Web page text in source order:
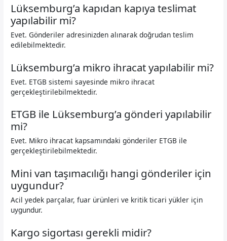
Lüksemburg’a kapıdan kapıya teslimat
yapılabilir mi?
Evet. Gönderiler adresinizden alınarak doğrudan teslim
edilebilmektedir.
Lüksemburg’a mikro ihracat yapılabilir mi?
Evet. ETGB sistemi sayesinde mikro ihracat
gerçekleştirilebilmektedir.
ETGB ile Lüksemburg’a gönderi yapılabilir
mi?
Evet. Mikro ihracat kapsamındaki gönderiler ETGB ile
gerçekleştirilebilmektedir.
Mini van taşımacılığı hangi gönderiler için
uygundur?
Acil yedek parçalar, fuar ürünleri ve kritik ticari yükler için
uygundur.
Kargo sigortası gerekli midir?